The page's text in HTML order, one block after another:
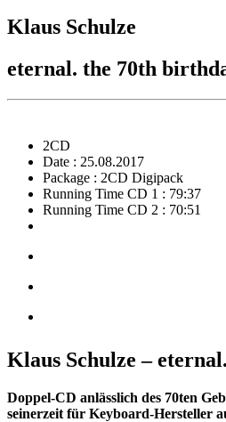
Klaus Schulze
eternal. the 70th
2CD
Date : 25.08.2017
Package : 2CD Digipack
Running Time CD 1 : 79:37
Running Time CD 2 : 70:51
Klaus Schulze –
Doppel-CD anlässlich des 70ten
seinerzeit für Keyboard-Hersteller